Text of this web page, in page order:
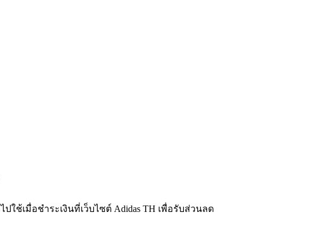
ช้เมื่อชำระเงินที่เว็บไซต์ Adidas TH เพื่อรับส่วนลด